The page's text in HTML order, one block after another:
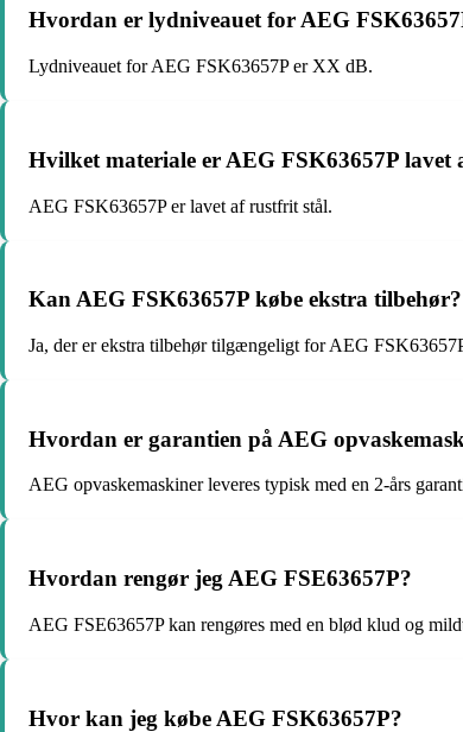
Hvordan er lydniveauet for AEG
Lydniveauet for AEG FSK63657P er XX dB.
Hvilket materiale er AEG FSK63657P lavet
AEG FSK63657P er lavet af rustfrit stål.
Kan AEG FSK63657P købe ekstra tilbehør?
Ja, der er ekstra tilbehør tilgængeligt for AEG
Hvordan er garantien på AEG
AEG opvaskemaskiner leveres typisk med en 2-års
Hvordan rengør jeg AEG FSE63657P?
AEG FSE63657P kan rengøres med en blød klud og
Hvor kan jeg købe AEG FSK63657P?